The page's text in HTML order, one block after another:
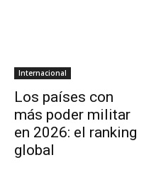
Internacional
Los países con
más poder militar
en 2026: el ranking
global